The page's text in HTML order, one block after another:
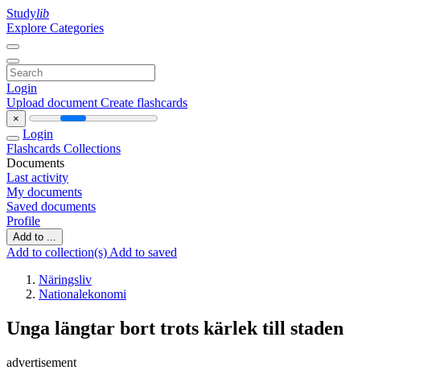
Studylib
Explore Categories
Login
Upload document Create flashcards
×
Login
Flashcards Collections
Documents
Last activity
My documents
Saved documents
Profile
Add to ...
Add to collection(s) Add to saved
Näringsliv
Nationalekonomi
Unga längtar bort trots kärlek till staden
advertisement